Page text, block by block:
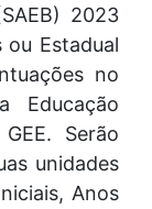
2023
ou Estadual
no
Educação
Serão
unidades
Anos